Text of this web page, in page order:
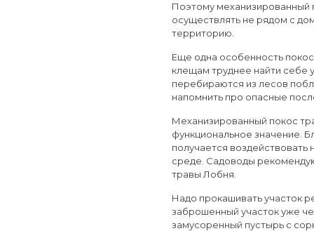
Поэтому механизированный
осуществлять не рядом с
территорию.
Еще одна особенность
клещам труднее найти
перебираются из лесов
напомнить про опасные
Механизированный покос
функциональное значение.
получается
среде. Садоводы
травы Лобня.
Надо прокашивать участок
заброшенный участок уже
замусоренный пустырь с